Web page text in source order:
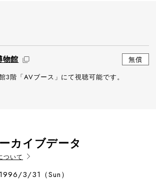
物館
無償
3階「AVブース」にて視聴可能です。
カイブデータ
ついて
1996/3/31（Sun）